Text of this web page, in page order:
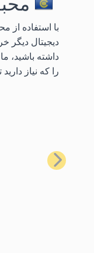
دیجیتال دیگر
داشته باشید،
را که نیاز دارید
قبلی